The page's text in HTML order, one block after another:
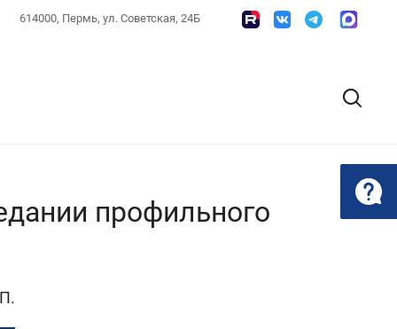
614000, Пермь, ул. Советская, 24Б
профильного